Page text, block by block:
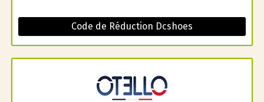
Code de Réduction Dcshoes